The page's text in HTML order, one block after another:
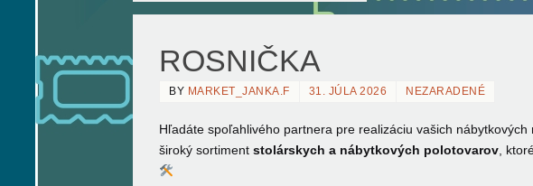
ROSNIČKA
BY MARKET_JANKA.F 31. JÚLA 2026 NEZARADENÉ
Hľadáte spoľahlivého partnera pre realizáciu vašich nábytkových
široký sortiment stolárskych a nábytkových polotovarov,